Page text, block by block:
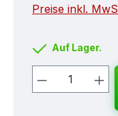
Preise inkl.
Auf Lager.
Produkt